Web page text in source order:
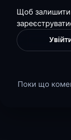
Щоб залишити
Поки що